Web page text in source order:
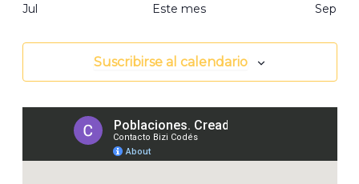
Jul Este mes Sep
Suscribirse al calendario